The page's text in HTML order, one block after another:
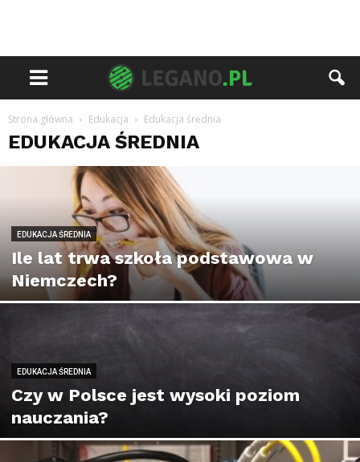
Strona główna Edukacja Edukacja średnia
EDUKACJA ŚREDNIA
EDUKACJA ŚREDNIA
Ile lat trwa szkoła podstawowa w
Niemczech?
EDUKACJA ŚREDNIA
Czy w Polsce jest wysoki poziom
nauczania?